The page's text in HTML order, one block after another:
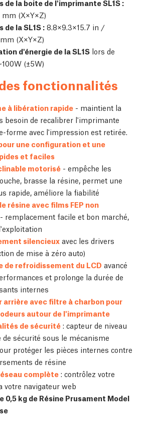
de la boite de l'imprimante SL1S :
(X×Y×Z)
de la SL1S : 8.8×9.3×15.7 in /
(X×Y×Z)
d'énergie de la SL1S lors de
(±5W)
fonctionnalités
à libération rapide - maintient la
besoin de recalibrer l'imprimante
forme avec l'impression est retirée.
une configuration et une
et faciles
motorisé - empêche les
brasse la résine, permet une
rapide, améliore la fiabilité
résine avec films FEP non
- remplacement facile et bon marché,
silencieuxavec les drivers
de mise à zéro auto)
de refroidissement du LCD avancé
et prolonge la durée de
internes
arrière avec filtre à charbon pour
autour de l'imprimante
de sécurité: capteur de niveau
de sécurité sous le mécanisme
protéger les pièces internes contre
de résine
complète : contrôlez votre
votre navigateur web
0,5 kg de Résine Prusament Model